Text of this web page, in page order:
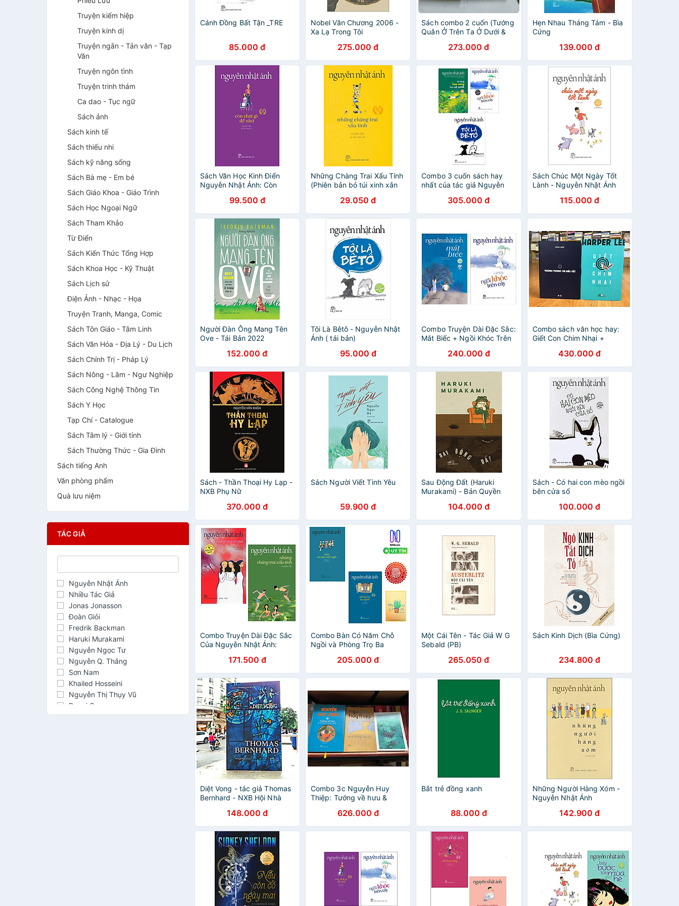
Truyện kiếm hiệp
Truyện kinh dị
Truyện ngắn - Tản văn - Tạp
Văn
Truyện ngôn tình
Truyện trinh thám
Ca dao - Tục ngữ
Sách ảnh
Sách kinh tế
Sách thiếu nhi
Sách kỹ năng sống
Sách Bà mẹ - Em bé
Sách Giáo Khoa - Giáo Trình
Sách Học Ngoại Ngữ
Sách Tham Khảo
Từ Điển
Sách Kiến Thức Tổng Hợp
Sách Khoa Học - Kỹ Thuật
Sách Lịch sử
Điện Ảnh - Nhạc - Họa
Truyện Tranh, Manga, Comic
Sách Tôn Giáo - Tâm Linh
Sách Văn Hóa - Địa Lý - Du Lịch
Sách Chính Trị - Pháp Lý
Sách Nông - Lâm - Ngư Nghiệp
Sách Công Nghệ Thông Tin
Sách Y Học
Tạp Chí - Catalogue
Sách Tâm lý - Giới tính
Sách Thường Thức - Gia Đình
Sách tiếng Anh
Văn phòng phẩm
Quà lưu niệm
TÁC GIẢ
Nguyễn Nhật Ánh
Nhiều Tác Giả
Jonas Jonasson
Đoàn Giỏi
Fredrik Backman
Haruki Murakami
Nguyễn Ngọc Tư
Nguyễn Q. Thắng
Sơn Nam
Khailed Hosseini
Nguyễn Thị Thụy Vũ
Dazai Osamu
Donato Carrisi
Cánh Đồng Bất Tận _TRE
85.000 đ
Nobel Văn Chương 2006 -
Xa Lạ Trong Tôi
275.000 đ
Sách combo 2 cuốn (Tướng
Quân Ở Trên Ta Ở Dưới &
273.000 đ
Hẹn Nhau Tháng Tám - Bìa
Cứng
139.000 đ
Sách Văn Học Kinh Điển
Nguyễn Nhật Ánh: Còn
99.500 đ
Những Chàng Trai Xấu Tính
(Phiên bản bỏ túi xinh xắn
29.050 đ
Combo 3 cuốn sách hay
nhất của tác giả Nguyễn
Vàng Trên Cỏ Xanh + Ngồi
Khóc Trên Cây + Tôi Là
Bêtô Tặng cuốn rèn kỹ
305.000 đ
Sách Chúc Một Ngày Tốt
Lành - Nguyễn Nhật Ánh
115.000 đ
Người Đàn Ông Mang Tên
Ove - Tái Bản 2022
152.000 đ
Tôi Là Bêtô - Nguyễn Nhật
Ánh ( tái bản)
95.000 đ
Combo Truyện Dài Đặc Sắc:
Mắt Biếc + Ngồi Khóc Trên
Nhất Của Nguyễn Nhật Ánh
/ Tặng Kèm Bookmark
Green Life)
240.000 đ
Combo sách văn học hay:
Giết Con Chim Nhại +
(bản bìa cứng)
430.000 đ
Sách - Thần Thoại Hy Lạp -
NXB Phụ Nữ
370.000 đ
Sách Người Viết Tình Yêu
59.900 đ
Sau Động Đất (Haruki
Murakami) - Bản Quyền
104.000 đ
Sách - Có hai con mèo ngồi
bên cửa sổ
100.000 đ
Combo Truyện Dài Đặc Sắc
Của Nguyễn Nhật Ánh:
(Truyện Dài) - Tái Bản +
Những Cô Em Gái (Tái Bản)
/ Top Những Cuốn Truyện
Thú Vị, Thu Hút Bạn Đọc
171.500 đ
Combo Bàn Có Năm Chỗ
Ngồi và Phòng Trọ Ba
Xương Rồng )205.000 đ
Một Cái Tên - Tác Giả W G
Sebald (PB)
265.050 đ
Sách Kinh Dịch (Bìa Cứng)
234.800 đ
Diệt Vong - tác giả Thomas
Bernhard - NXB Hội Nhà
148.000 đ
Combo 3c Nguyễn Huy
Thiệp: Tướng về hưu &
cứng), Anh hùng còn chi,
Những ngọn gió Hua Tát
626.000 đ
Bắt trẻ đồng xanh
88.000 đ
Những Người Hàng Xóm -
Nguyễn Nhật Ánh
142.900 đ